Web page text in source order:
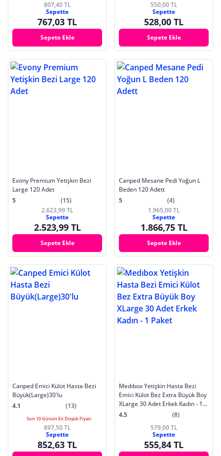
807,40 TL
Sepette
767,03 TL
Sepete Ekle
550,00 TL
Sepette
528,00 TL
Sepete Ekle
Evony Premium Yetişkin Bezi
Large 120 Adet
5
(15)
2.623,99 TL
Sepette
2.523,99 TL
Sepete Ekle
Canped Mesane Pedi Yoğun L
Beden 120 Adett
5
(4)
1.965,00 TL
Sepette
1.866,75 TL
Sepete Ekle
Canped Emici Külot Hasta Bezi
Büyük(Large)30'lu
4.1
(13)
Son 10 Günün En Düşük Fiyatı
897,50 TL
Sepette
852,63 TL
Medıbox Yetişkin Hasta Bezi
Emici Külot Bez Extra Büyük Boy
XLarge 30 Adet Erkek Kadın - 1
Paket
4.5
(8)
579,00 TL
Sepette
555,84 TL